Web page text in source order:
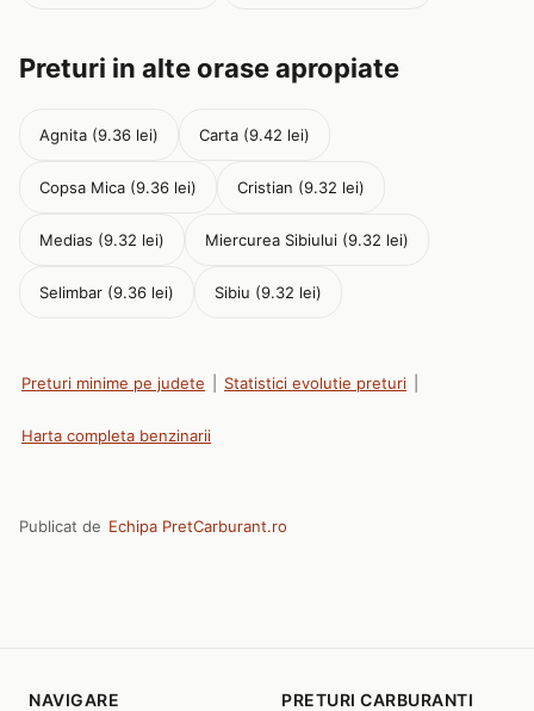
Preturi in alte orase apropiate
Agnita (9.36 lei) Carta (9.42 lei)
Copsa Mica (9.36 lei) Cristian (9.32 lei)
Medias (9.32 lei) Miercurea Sibiului (9.32 lei)
Selimbar (9.36 lei) Sibiu (9.32 lei)
Preturi minime pe judete Statistici evolutie preturi
Harta completa benzinarii
Publicat de Echipa PretCarburant.ro
NAVIGARE PRETURI CARBURANTI